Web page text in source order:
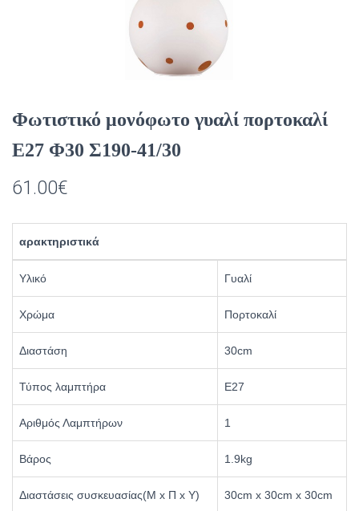
Φωτιστικό μονόφωτο γυαλί πορτοκαλί
Ε27 Φ30 Σ190-41/30
61.00€
αρακτηριστικά
Υλικό Γυαλί
Χρώμα Πορτοκαλί
Διαστάση 30cm
Τύπος λαμπτήρα Ε27
Αριθμός Λαμπτήρων 1
Βάρος 1.9kg
Διαστάσεις συσκευασίας(Μ x Π x Υ) 30cm x 30cm x 30cm